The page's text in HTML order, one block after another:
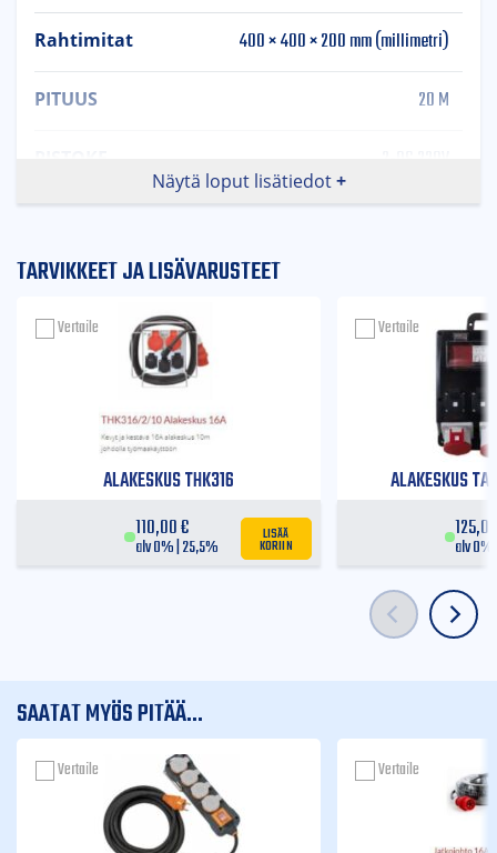
Rahtimitat 400 × 400 × 200 mm (millimetri)
PITUUS 20 M
Näytä loput lisätiedot
SAATAT MYÖS PITÄÄ...
Vertaile Vertaile
TARVIKKEET JA LISÄVARUSTEET
ALAKESKUS THK316
110,00€
alv 0% | 25,5%
LISÄÄ
KORIIN
Vertaile
ALAKESKUS
alv
Vertaile